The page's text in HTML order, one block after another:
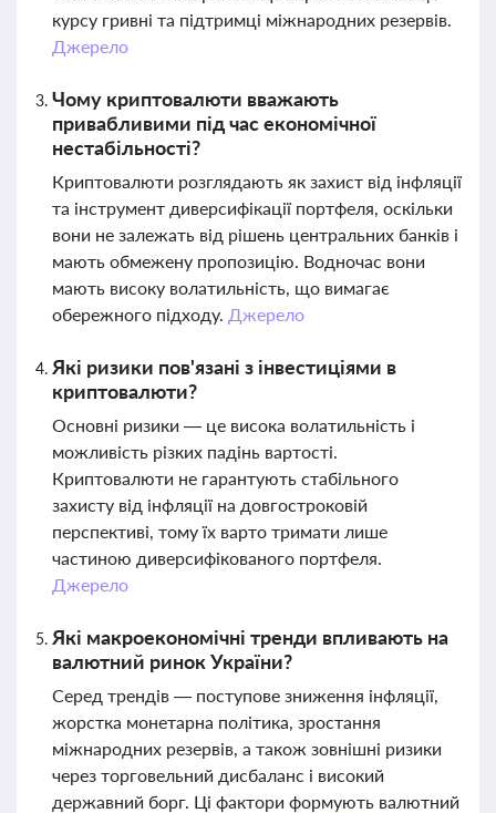
курсу гривні та підтримці міжнародних резервів.
Джерело
Чому криптовалюти вважають
привабливими під час економічної
нестабільності?
Криптовалюти розглядають як захист від інфляції
та інструмент диверсифікації портфеля, оскільки
вони не залежать від рішень центральних банків і
мають обмежену пропозицію. Водночас вони
мають високу волатильність, що вимагає
обережного підходу. Джерело
Які ризики пов'язані з інвестиціями в
криптовалюти?
Основні ризики — це висока волатильність і
можливість різких падінь вартості.
Криптовалюти не гарантують стабільного
захисту від інфляції на довгостроковій
перспективі, тому їх варто тримати лише
частиною диверсифікованого портфеля.
Джерело
Які макроекономічні тренди впливають на
валютний ринок України?
Серед трендів — поступове зниження інфляції,
жорстка монетарна політика, зростання
міжнародних резервів, а також зовнішні ризики
через торговельний дисбаланс і високий
державний борг. Ці фактори формують валютний